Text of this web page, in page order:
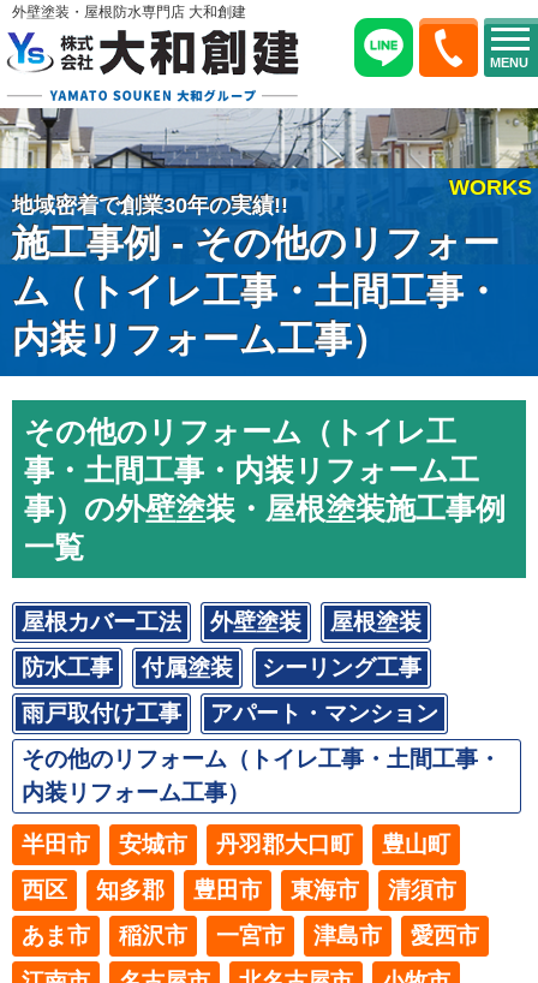
MENU
外壁塗装・屋根防水専門店 大和創建
地域密着で創業30年の実績!!
施工事例 - その他のリフォー
ム（トイレ工事・土間工事・
内装リフォーム工事）
WORKS
その他のリフォーム（トイレ工
事・土間工事・内装リフォーム工
事）の外壁塗装・屋根塗装施工事例
一覧
屋根カバー工法 外壁塗装
屋根塗装
防水工事
付属塗装
シーリング工事
雨戸取付け工事
アパート・マンション
その他のリフォーム（トイレ工事・土間工事・
内装リフォーム工事）
半田市 安城市 丹羽郡大口町
豊山町
西区
知多郡 豊田市 東海市
清須市
あま市
稲沢市 一宮市 津島市
愛西市